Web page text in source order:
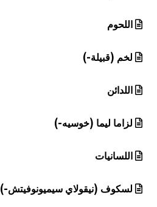
اللحوم
لخم (قبيلة-)
اللدائن
لزاما ليما (خوسيه-)
اللسانيات
لسكوف (نيقولاي سيميونوفيتش-)